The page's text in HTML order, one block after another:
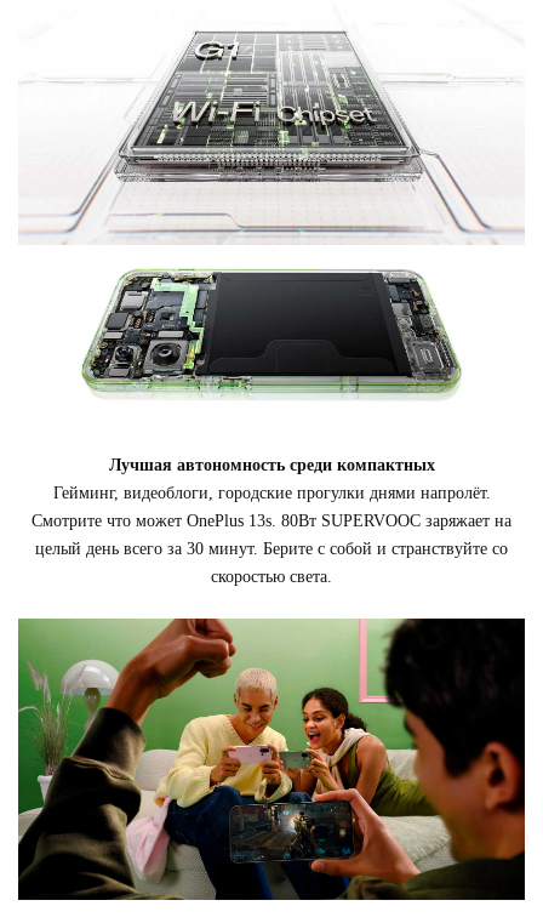
Лучшая автономность среди компактных
Гейминг, видеоблоги, городские прогулки днями напролёт.
Смотрите что может OnePlus 13s. 80Вт SUPERVOOC заряжает на
целый день всего за 30 минут. Берите с собой и странствуйте со
скоростью света.